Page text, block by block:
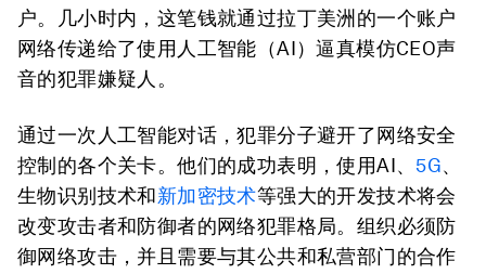
户。几小时内，这笔钱就通过拉丁美洲的一个账户
网络传递给了使用人工智能（AI）逼真模仿CEO声
音的犯罪嫌疑人。
通过一次人工智能对话，犯罪分子避开了网络安全
控制的各个关卡。他们的成功表明，使用AI、 5G、
生物识别技术和新加密技术等强大的开发技术将会
改变攻击者和防御者的网络犯罪格局。组织必须防
御网络攻击，并且需要与其公共和私营部门的合作